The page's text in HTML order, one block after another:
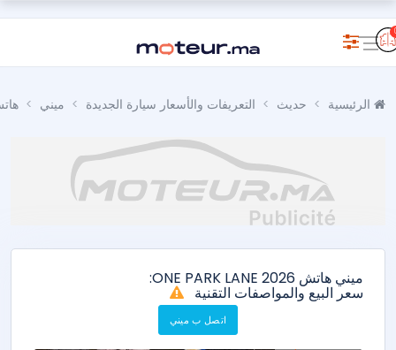
حديث التعريفات والأسعار سيارة الجديدة ميني
ميني هاتش ONE PARK LANE 2026:
سعر البيع والمواصفات التقنية
اتصل ب ميني